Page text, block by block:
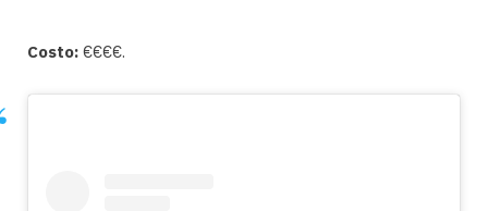
Costo: €€€€.